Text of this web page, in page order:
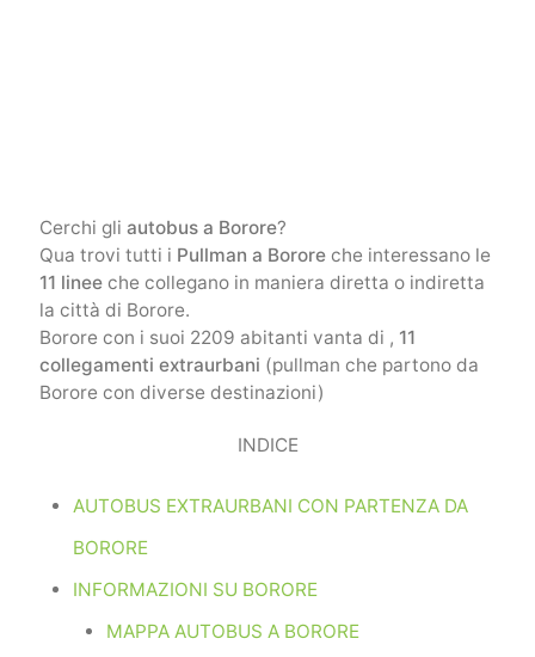
Cerchi gli autobus a Borore?
Qua trovi tutti i Pullman a Bororeche interessano le
11 lineeche collegano in maniera diretta o indiretta
la città di Borore.
Borore con i suoi 2209 abitanti vanta di , 11
collegamenti extraurbani (pullman che partono da
Borore con diverse destinazioni)
INDICE
AUTOBUS EXTRAURBANI CON PARTENZA DA
BORORE
INFORMAZIONI SU BORORE
MAPPA AUTOBUS A BORORE